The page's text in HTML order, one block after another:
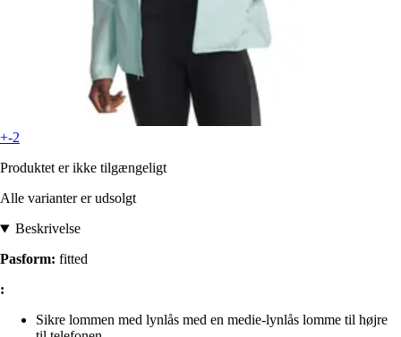
+-2
Produktet er ikke tilgængeligt
Alle varianter er udsolgt
Beskrivelse
Pasform: fitted
:
Sikre lommen med lynlås med en medie-lynlås lomme til højre